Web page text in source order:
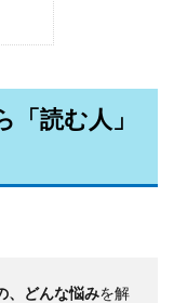
「読む人」
、どんな悩みを解